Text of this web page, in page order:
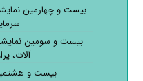
بیست و چهارمین
بیست و سومین
آلات،
بیست و